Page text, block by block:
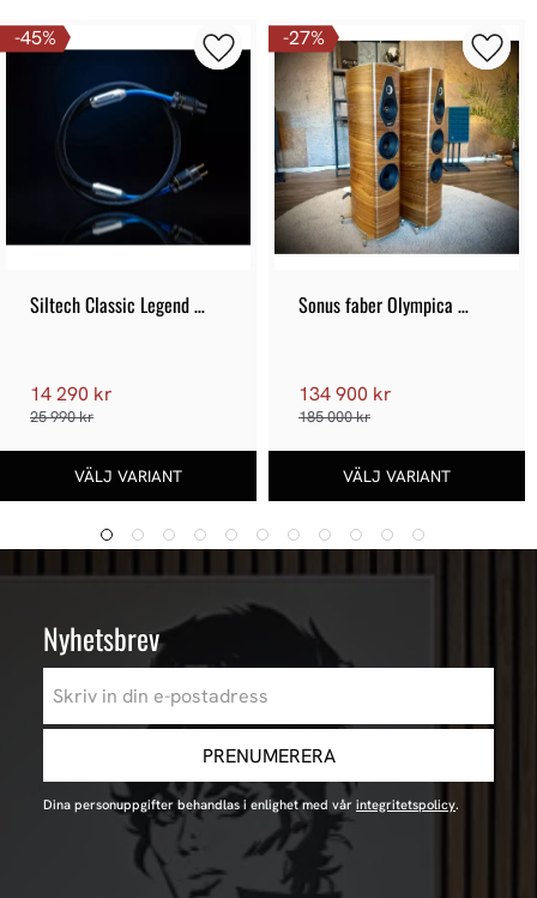
Siltech Classic Legend
14 290 kr
25 990 kr
45%
Sonus faber Olympica
134 900 kr
185 000 kr
27%
Nyhetsbrev
PRENUMERERA
Dina personuppgifter behandlas i enlighet med vår integritetspolicy.